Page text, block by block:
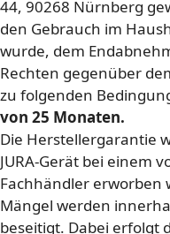
44, 90268 Nürnberg
den Gebrauch im
wurde, dem
Rechten gegenüber
zu folgenden
von 25 Monaten.
Die Herstellergarantie
JURA-Gerät bei einem
Fachhändler erworben
Mängel werden
beseitigt. Dabei erfolgt